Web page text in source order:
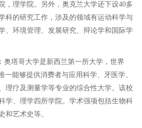
，理学院。另外，奥克兰大学还下设40多
科的研究工作，涉及的领域有运动科学与
、环境管理、发展研究、辩论学和国际学
塔哥大学是新西兰第一所大学，世界
一能够提供消费者与应用科学、牙医学、
理疗及测量学等专业的综合性大学。该校
学、理学四所学院。学术强项包括生物科
和艺术史等。